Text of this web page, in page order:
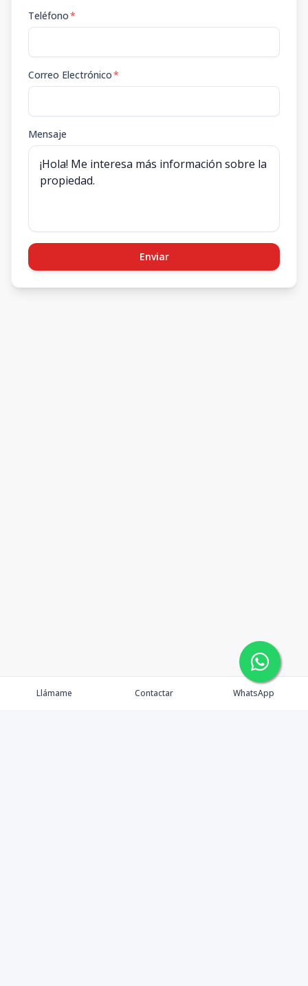
Teléfono*
Correo Electrónico*
Mensaje
Enviar
Llámame Contactar WhatsApp